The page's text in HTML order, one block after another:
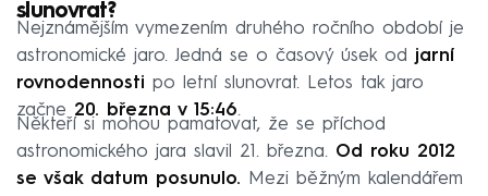
slunovrat?
Nejznámějším vymezením druhého ročního období je
astronomické jaro. Jedná se o časový úsek od jarní
rovnodennosti po letní slunovrat. Letos tak jaro
začne 20. března v 15:46.
Někteří si mohou pamatovat, že se příchod
astronomického jara slavil 21. března. Od roku 2012
se však datum posunulo. Mezi běžným kalendářem